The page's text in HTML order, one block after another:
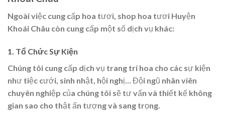
Ngoài việc cung cấp hoa tươi, shop hoa tươi Huyện
Khoái Châu còn cung cấp một số dịch vụ khác:
1. Tổ Chức Sự Kiện
Chúng tôi cung cấp dịch vụ trang trí hoa cho các sự kiện
như tiệc cưới, sinh nhật, hội nghị… Đội ngũ nhân viên
chuyên nghiệp của chúng tôi sẽ tư vấn và thiết kế không
gian sao cho thật ấn tượng và sang trọng.